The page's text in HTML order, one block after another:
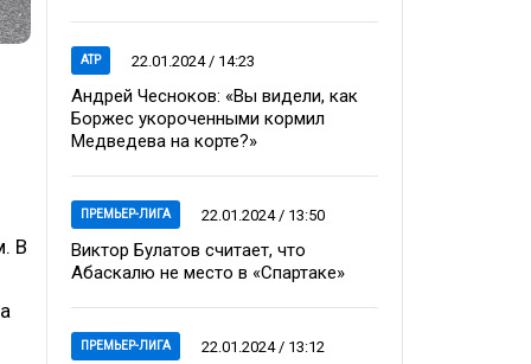
В
ATP 22.01.2024 / 14:23
Андрей Чесноков: «Вы видели, как
Боржес укороченными кормил
Медведева на корте?»
ПРЕМЬЕР-ЛИГА 22.01.2024 / 13:50
Виктор Булатов считает, что
Абаскалю не место в «Спартаке»
ПРЕМЬЕР-ЛИГА 22.01.2024 / 13:12